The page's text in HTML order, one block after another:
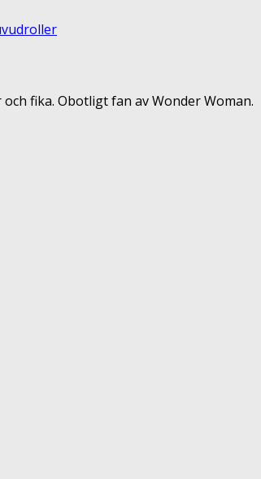
fika. Obotligt fan av Wonder Woman.